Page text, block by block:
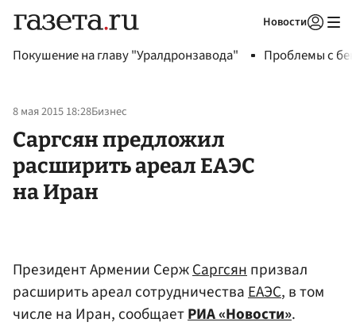
Новости
Покушение на главу "Уралдронзавода" Проблемы с
8 мая 2015 18:28Бизнес
Саргсян предложил
расширить ареал ЕАЭС
на Иран
Президент Армении СержСаргсянпризвал
расширить ареал сотрудничестваЕАЭС, в том
числе на Иран, сообщаетРИА «Новости».